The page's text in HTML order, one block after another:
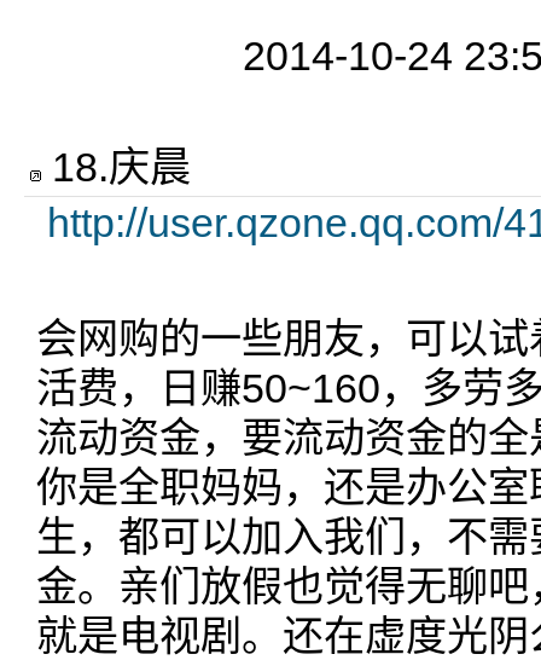
2014-10-24
18.庆晨
http://user.qzone.qq.com/
会网购的一些朋友，可以
活费，日赚50~160，多劳
流动资金，要流动资金的
你是全职妈妈，还是办公
生，都可以加入我们，不
金。亲们放假也觉得无聊
就是电视剧。还在虚度光